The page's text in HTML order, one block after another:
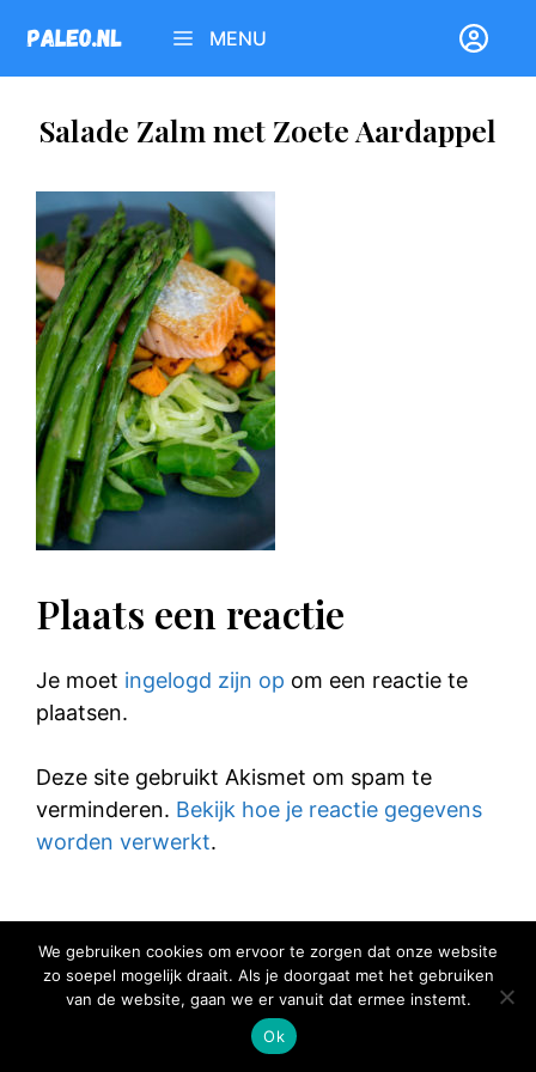
naar
de
MENU
Salade Zalm met Zoete Aardappel
Plaats een reactie
Je moet ingelogd zijn op om een reactie te
plaatsen.
Deze site gebruikt Akismet om spam te
verminderen. Bekijk hoe je reactie gegevens
worden verwerkt.
© 2025 Elke Hap Telt
We gebruiken cookies om ervoor te zorgen dat onze website
zo soepel mogelijk draait. Als je doorgaat met het gebruiken
van de website, gaan we er vanuit dat ermee instemt.
Ok